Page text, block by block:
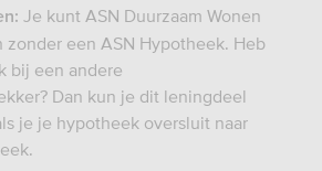
Je kunt ASN Duurzaam Wonen
zonder een ASN Hypotheek. Heb
bij een andere
Dan kun je dit leningdeel
je je hypotheek oversluit naar